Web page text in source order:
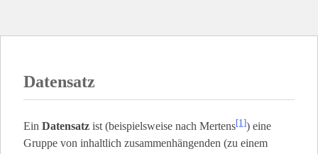
Datensatz
Ein Datensatz ist (beispielsweise nach Mertens[1]) eine
Gruppe von inhaltlich zusammenhängenden (zu einem